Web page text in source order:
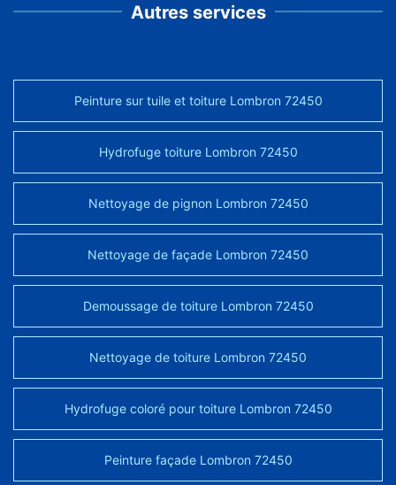
Autres services
Peinture sur tuile et toiture Lombron 72450
Hydrofuge toiture Lombron 72450
Nettoyage de pignon Lombron 72450
Nettoyage de façade Lombron 72450
Demoussage de toiture Lombron 72450
Nettoyage de toiture Lombron 72450
Hydrofuge coloré pour toiture Lombron 72450
Peinture façade Lombron 72450